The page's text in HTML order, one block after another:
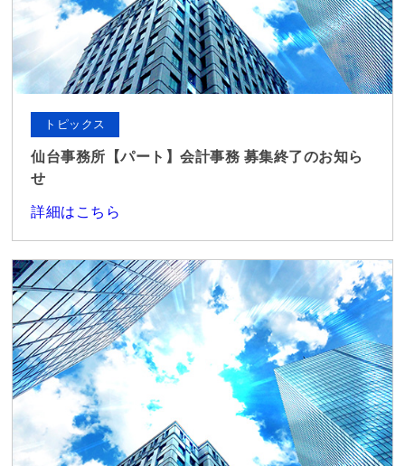
トピックス
仙台事務所【パート】会計事務 募集終了のお知ら
せ
詳細はこちら